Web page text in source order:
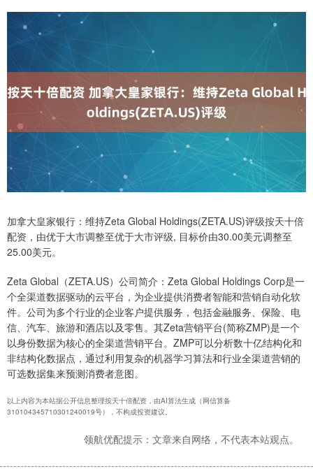
加拿大皇家银行：维持Zeta Global Holdings(ZETA.US)评级按天十倍
配资，由优于大市调整至优于大市评级, 目标价由30.00美元调整至
25.00美元。
Zeta Global（ZETA.US）公司简介：Zeta Global Holdings Corp是一
个全渠道数据驱动的云平台，为企业提供消费者智能和营销自动化软
件。公司为多个行业的企业客户提供服务，包括金融服务、保险、电
信、汽车、旅游和酒店以及零售。其Zeta营销平台(简称ZMP)是一个
以身份数据为核心的全渠道营销平台。ZMP可以分析数十亿结构化和
非结构化数据点，通过利用复杂的机器学习算法和行业全渠道营销的
可选数据集来预测消费者意图。
以上内容为本站据公开信息整理按天十倍配资，由AI算法生成（网信算备
310104345710301240019号），不构成投资建议。
领航优配提示：文章来自网络，不代表本站观点。